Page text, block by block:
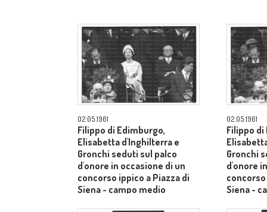
02.05.1961
Filippo di Edimburgo,
Elisabetta d'Inghilterra e
Gronchi seduti sul palco
d'onore in occasione di un
concorso ippico a Piazza di
Siena - campo medio
02.05.1961
Filippo di
Gronchi
d'onore
Siena -